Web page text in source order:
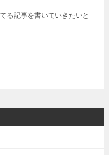
る記事を書いていきたいと